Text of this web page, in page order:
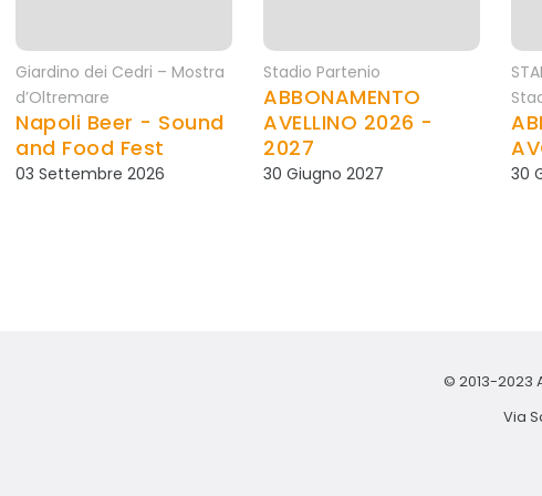
Giardino dei Cedri – Mostra
d’Oltremare
Napoli Beer - Sound
and Food Fest
03 Settembre 2026
Stadio Partenio
ABBONAMENTO
AVELLINO 2026 -
2027
30 Giugno 2027 30
© 2013-2023
Via